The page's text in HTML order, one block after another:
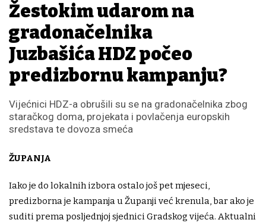
Žestokim udarom na
gradonačelnika
Juzbašića HDZ počeo
predizbornu kampanju?
Vijećnici HDZ-a obrušili su se na gradonačelnika zbog
staračkog doma, projekata i povlačenja europskih
sredstava te dovoza smeća
ŽUPANJA
Iako je do lokalnih izbora ostalo još pet mjeseci,
predizborna je kampanja u Županji već krenula, bar ako je
suditi prema posljednjoj sjednici Gradskog vijeća. Aktualni